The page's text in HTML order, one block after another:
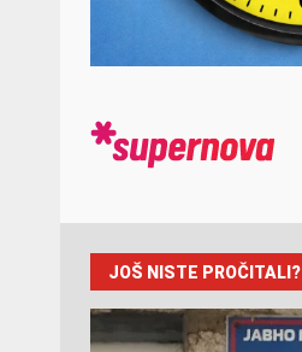
JOŠ NISTE PROČITALI?